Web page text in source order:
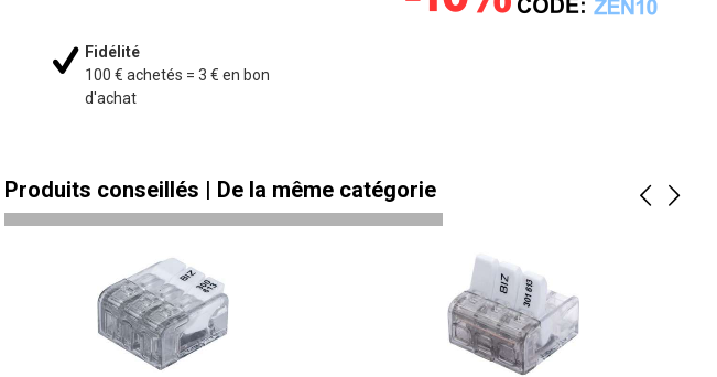
Fidélité
100 € achetés = 3 € en bon
d'achat
Produits conseillés | De la même catégorie